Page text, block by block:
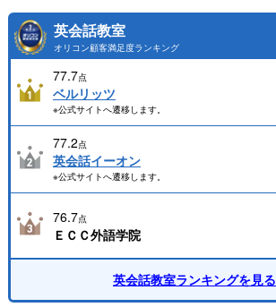
英会話教室
オリコン顧客満足度ランキング
77.7点
ベルリッツ
※公式サイトへ遷移します。
77.2点
英会話イーオン
※公式サイトへ遷移します。
76.7点
ＥＣＣ外語学院
英会話教室ランキングを見る